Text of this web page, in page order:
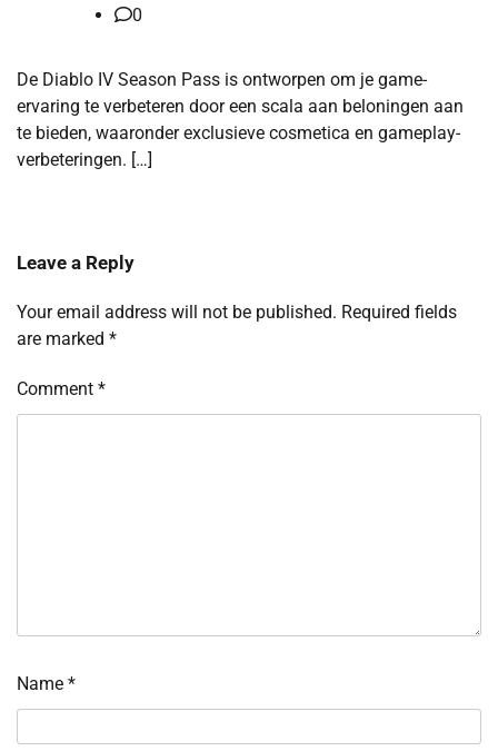
0
De Diablo IV Season Pass is ontworpen om je game-
ervaring te verbeteren door een scala aan beloningen aan
te bieden, waaronder exclusieve cosmetica en gameplay-
verbeteringen. […]
Leave a Reply
Your email address will not be published. Required fields
are marked *
Comment *
Name *